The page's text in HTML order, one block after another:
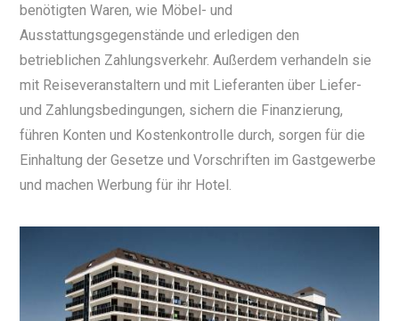
benötigten Waren, wie Möbel- und
Ausstattungsgegenstände und erledigen den
betrieblichen Zahlungsverkehr. Außerdem verhandeln sie
mit Reiseveranstaltern und mit Lieferanten über Liefer-
und Zahlungsbedingungen, sichern die Finanzierung,
führen Konten und Kostenkontrolle durch, sorgen für die
Einhaltung der Gesetze und Vorschriften im Gastgewerbe
und machen Werbung für ihr Hotel.